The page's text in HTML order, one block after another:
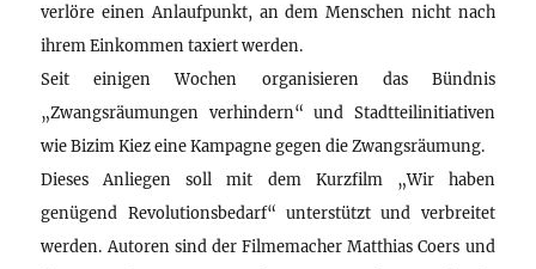
verlöre einen Anlaufpunkt, an dem Menschen nicht nach
ihrem Einkommen taxiert werden.
Seit einigen Wochen organisieren das Bündnis
„Zwangsräumungen verhindern“ und Stadtteilinitiativen
wie Bizim Kiez eine Kampagne gegen die Zwangsräumung.
Dieses Anliegen soll mit dem Kurzfilm „Wir haben
genügend Revolutionsbedarf“ unterstützt und verbreitet
werden. Autoren sind der Filmemacher Matthias Coers und